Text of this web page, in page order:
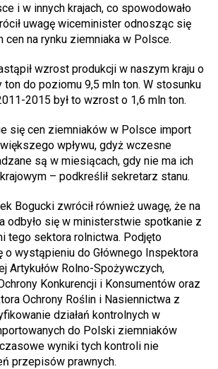
i w innych krajach, co spowodowało
uwagę wiceminister odnosząc się
na rynku ziemniaka w Polsce.
wzrost produkcji w naszym kraju o
ton do poziomu 9,5 mln ton. W stosunku
2015 był to wzrost o 1,6 mln ton.
się cen ziemniaków w Polsce import
wpływu, gdyż wczesne
są w miesiącach, gdy nie ma ich
– podkreślił sekretarz stanu.
Bogucki zwrócił również uwagę, że na
odbyło się w ministerstwie spotkanie z
tego sektora rolnictwa. Podjęto
wystąpieniu do Głównego Inspektora
Artykułów Rolno-Spożywczych,
Konkurencji i Konsumentów oraz
Ochrony Roślin i Nasiennictwa z
działań kontrolnych w
do Polski ziemniaków
wyniki tych kontroli nie
przepisów prawnych.